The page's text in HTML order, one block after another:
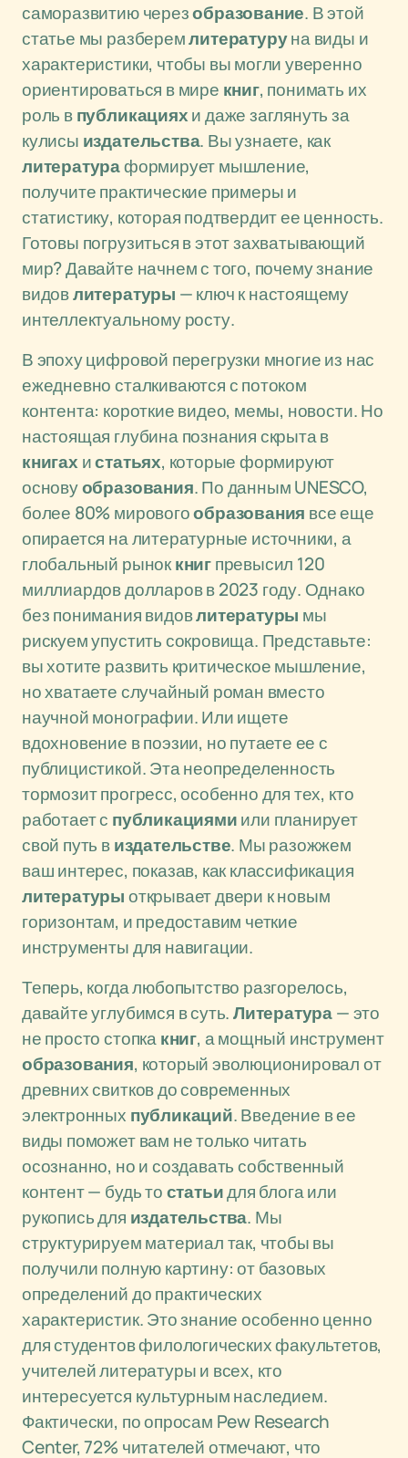
саморазвитию черезобразование. В этой
статье мы разберемлитературуна виды и
характеристики, чтобы вы могли уверенно
ориентироваться в мире книг, понимать их
роль впубликацияхи даже заглянуть за
кулисы издательства. Вы узнаете, как
литератураформирует мышление,
получите практические примеры и
статистику, которая подтвердит ее ценность.
Готовы погрузиться в этот захватывающий
мир? Давайте начнем с того, почему знание
видовлитературы — ключ к настоящему
интеллектуальному росту.
В эпоху цифровой перегрузки многие из нас
ежедневно сталкиваются с потоком
контента: короткие видео, мемы, новости. Но
настоящая глубина познания скрыта в
книгах истатьях, которые формируют
основуобразования. По данным UNESCO,
более 80% мировогообразования все еще
опирается на литературные источники, а
глобальный рыноккнигпревысил 120
миллиардов долларов в 2023 году. Однако
без понимания видовлитературы мы
рискуем упустить сокровища. Представьте:
вы хотите развить критическое мышление,
но хватаете случайный роман вместо
научной монографии. Или ищете
вдохновение в поэзии, но путаете ее с
публицистикой. Эта неопределенность
тормозит прогресс, особенно для тех, кто
работает с публикациямиили планирует
свой путь виздательстве. Мы разожжем
ваш интерес, показав, как классификация
литературыоткрывает двери к новым
горизонтам, и предоставим четкие
инструменты для навигации.
Теперь, когда любопытство разгорелось,
давайте углубимся в суть.Литература— это
не просто стопкакниг, а мощный инструмент
образования, который эволюционировал от
древних свитков до современных
электронных публикаций. Введение в ее
виды поможет вам не только читать
осознанно, но и создавать собственный
контент — будь тостатьидля блога или
рукопись для издательства. Мы
структурируем материал так, чтобы вы
получили полную картину: от базовых
определений до практических
характеристик. Это знание особенно ценно
для студентов филологических факультетов,
учителей литературы и всех, кто
интересуется культурным наследием.
Фактически, по опросам Pew Research
Center, 72% читателей отмечают, что